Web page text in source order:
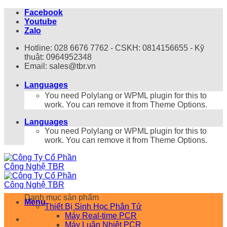
qua
Facebook
Youtube
Zalo
Hotline: 028 6676 7762 - CSKH: 0814156655 - Kỹ
thuật: 0964952348
Email: sales@tbr.vn
Languages
You need Polylang or WPML plugin for this to
work. You can remove it from Theme Options.
Languages
You need Polylang or WPML plugin for this to
work. You can remove it from Theme Options.
Menu
Danh mục sản phẩm
Thiết Bị Sinh Học Phân Tử
Máy Real-time PCR
Máy Luân Nhiệt PCR